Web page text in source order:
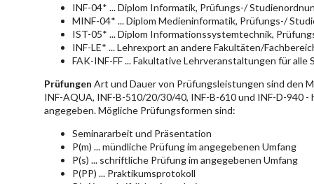
INF-04* ... Diplom Informatik, Prüfungs-/
MINF-04* ... Diplom Medieninformatik, Prüfungs-/
IST-05* ... Diplom Informationssystemtechnik,
INF-LE* ... Lehrexport an andere Fakultäten/
FAK-INF-FF ... Fakultative Lehrveranstaltungen für
Prüfungen Art und Dauer von Prüfungsleistungen sind den
INF-AQUA, INF-B-510/20/30/40, INF-B-610 und INF-D-940
angegeben. Mögliche Prüfungsformen sind:
Seminararbeit und Präsentation
P(m) ... mündliche Prüfung im angegebenen Umfang
P(s) ... schriftliche Prüfung im angegebenen Umfang
P(PP) ... Praktikumsprotokoll